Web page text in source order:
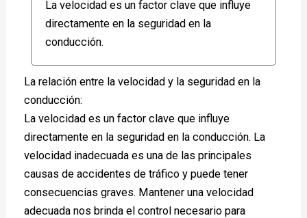
La velocidad es un factor clave que influye
directamente en la seguridad en la
conducción.
La relación entre la velocidad y la seguridad en la
conducción:
La velocidad es un factor clave que influye
directamente en la seguridad en la conducción. La
velocidad inadecuada es una de las principales
causas de accidentes de tráfico y puede tener
consecuencias graves. Mantener una velocidad
adecuada nos brinda el control necesario para